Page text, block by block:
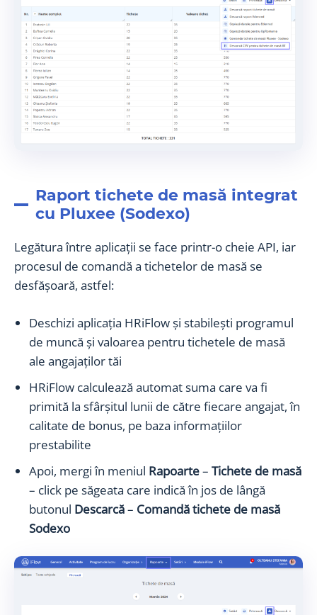
Raport tichete de masă integrat
cu Pluxee (Sodexo)
Legătura între aplicații se face printr-o cheie API, iar
procesul de comandă a tichetelor de masă se
desfășoară, astfel:
Deschizi aplicația HRiFlow și stabilești programul
de muncă și valoarea pentru tichetele de masă
ale angajaților tăi
HRiFlow calculează automat suma care va fi
primită la sfârșitul lunii de către fiecare angajat, în
calitate de bonus, pe baza informațiilor
prestabilite
Apoi, mergi în meniul Rapoarte– Tichete de masă
– click pe săgeata care indică în jos de lângă
butonul Descarcă– Comandă tichete de masă
Sodexo